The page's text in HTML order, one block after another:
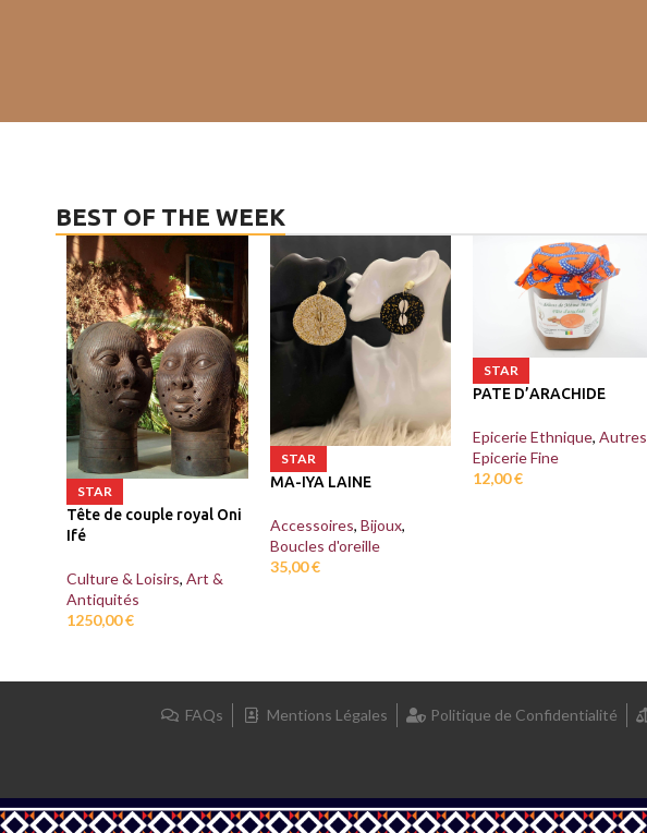
BEST OF THE WEEK
STAR
Tête de couple royal Oni
Ifé
Culture & Loisirs, Art &
Antiquités
1250,00€
STAR
MA-IYA LAINE
Accessoires, Bijoux,
Boucles d'oreille
35,00€
STAR
PATE D’ARACHIDE
Epicerie Ethnique, Autres
Epicerie Fine
12,00€
FAQs Mentions Légales Politique de Confidentialité